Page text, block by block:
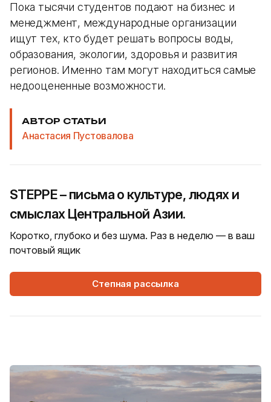
Пока тысячи студентов подают на бизнес и
менеджмент, международные организации
ищут тех, кто будет решать вопросы воды,
образования, экологии, здоровья и развития
регионов. Именно там могут находиться самые
недооцененные возможности.
АВТОР СТАТЬИ
Анастасия Пустовалова
STEPPE – письма о культуре, людях и
смыслах Центральной Азии.
Коротко, глубоко и без шума. Раз в неделю — в ваш
почтовый ящик
Степная рассылка